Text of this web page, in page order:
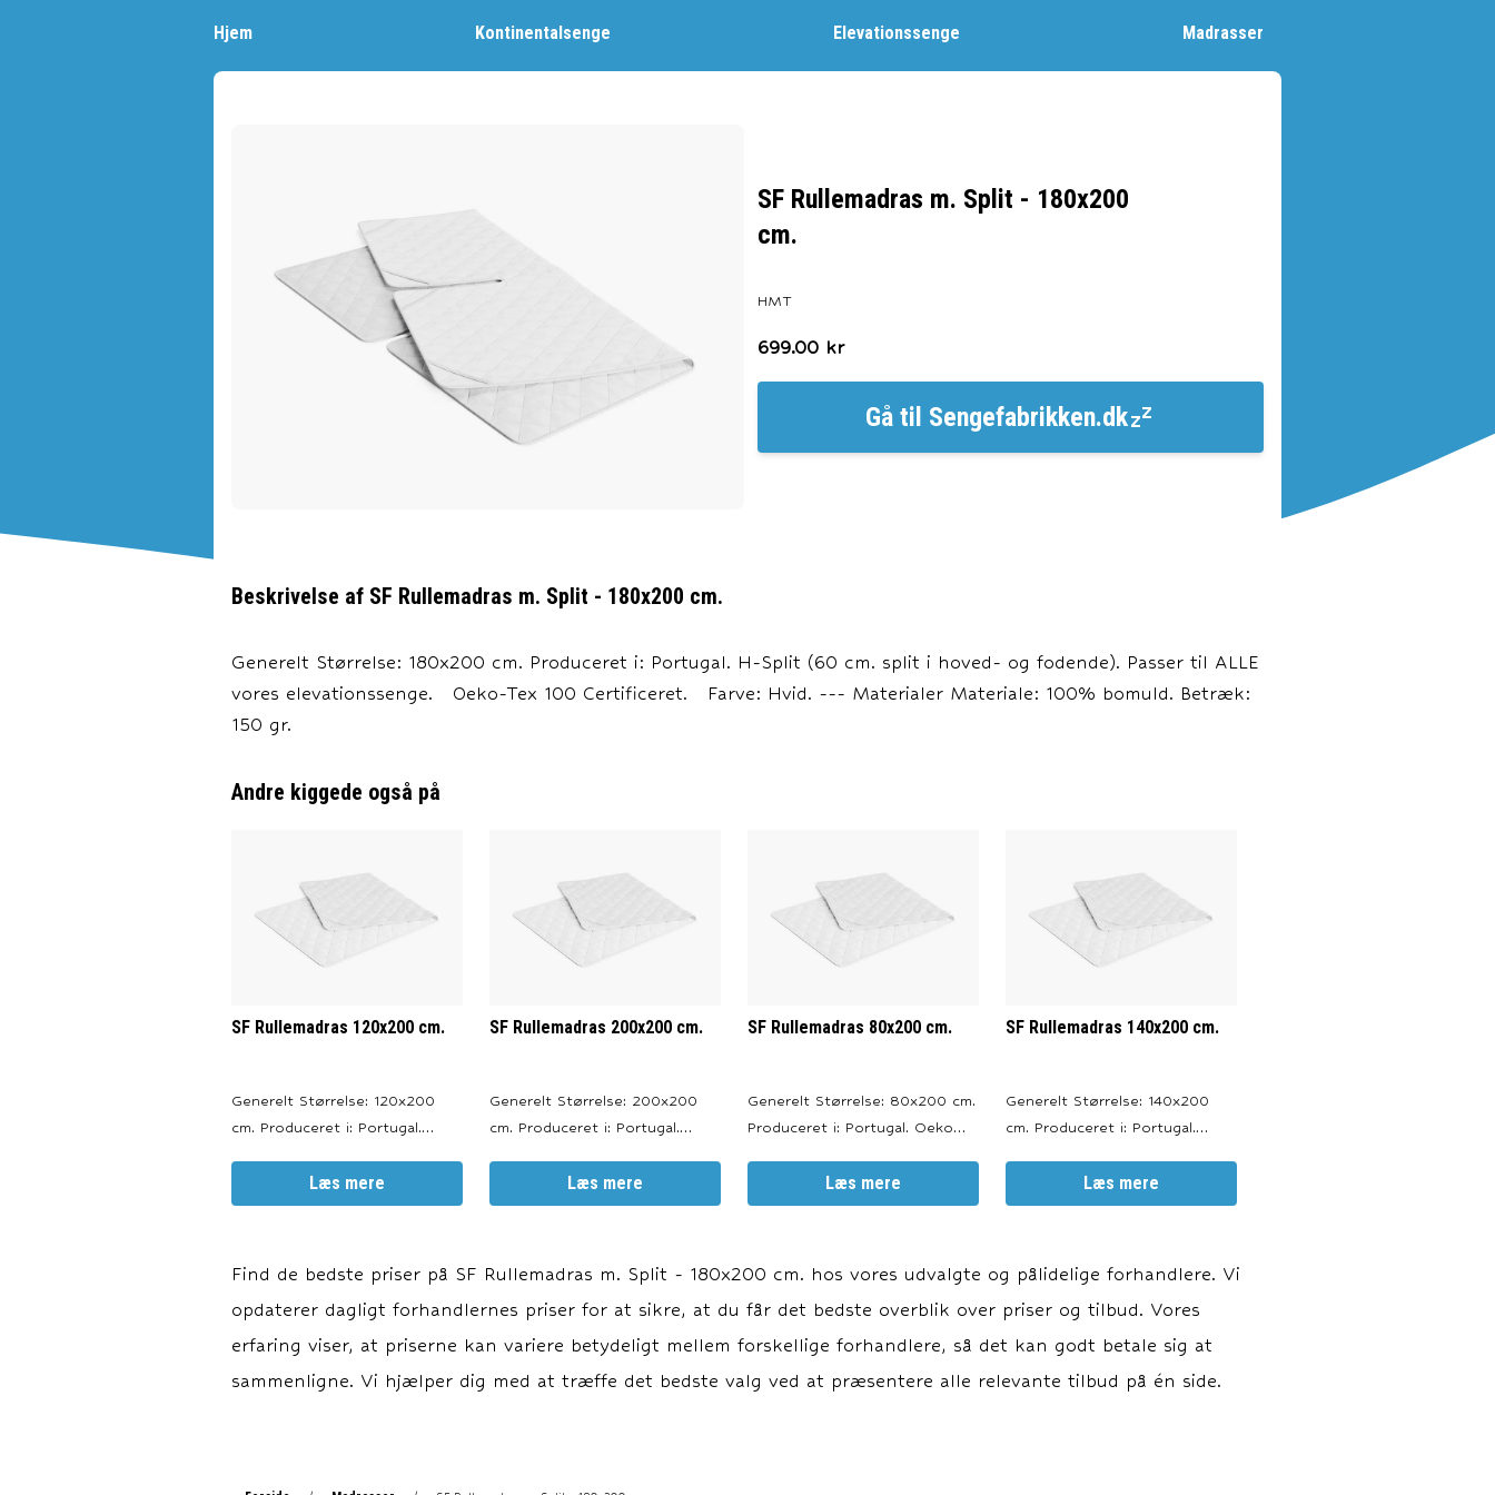
Hjem Kontinentalsenge Elevationssenge Madrasser
SF Rullemadras m. Split - 180x200
cm.
HMT
699.00kr
Gå til Sengefabrikken.dk
Beskrivelse af SF Rullemadras m. Split - 180x200 cm.
Generelt Størrelse: 180x200 cm. Produceret i: Portugal. H-Split (60 cm. split i hoved- og fodende). Passer til ALLE
vores elevationssenge. Oeko-Tex 100 Certificeret. Farve: Hvid. --- Materialer Materiale: 100% bomuld. Betræk:
150 gr.
Andre kiggede også på
SF Rullemadras 120x200 cm.
Generelt Størrelse: 120x200
cm. Produceret i: Portugal.
af senge, madrasser og
bomuldscambric. Fyld: 350
gr./m2 b
Læs mere
SF Rullemadras 200x200 cm.
Generelt Størrelse: 200x200
cm. Produceret i: Portugal.
af senge, madrasser og
bomuldscambric. Fyld: 350
gr./m2 b
Læs mere
SF Rullemadras 80x200 cm.
Generelt Størrelse: 80x200 cm.
Produceret i: Portugal. Oeko
Passer til alle typer af senge,
madrasser og topmadrasser. --
gr./m2 bo
Læs mere
SF Rullemadras 140x200 cm.
Generelt Størrelse: 140x200
cm. Produceret i: Portugal.
af senge, madrasser og
Betræk: 150 gr./m2
bomuldscambric. Fyld: 350
gr./m2 b
Læs mere
Find de bedste priser på SF Rullemadras m. Split - 180x200 cm. hos vores udvalgte og pålidelige forhandlere. Vi
opdaterer dagligt forhandlernes priser for at sikre, at du får det bedste overblik over priser og tilbud. Vores
erfaring viser, at priserne kan variere betydeligt mellem forskellige forhandlere, så det kan godt betale sig at
sammenligne. Vi hjælper dig med at træffe det bedste valg ved at præsentere alle relevante tilbud på én side.